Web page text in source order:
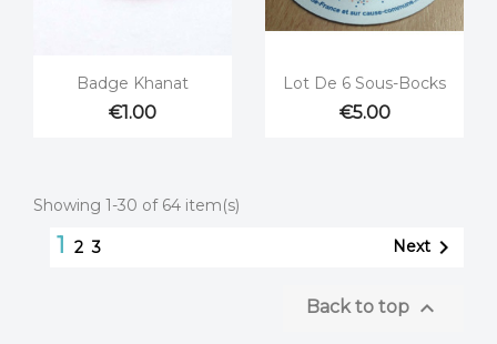
Quick view
Badge Khanat
€1.00
Quick view
Lot De 6 Sous-Bocks
€5.00
Showing 1-30 of 64 item(s)
1 23 Next 
Back to top 